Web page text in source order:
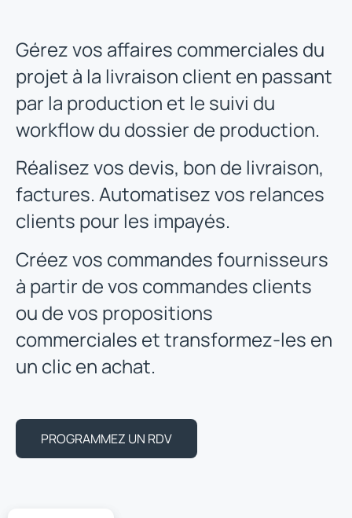
Gérez vos affaires commerciales du
projet à la livraison client en passant
par la production et le suivi du
workflow du dossier de production.
Réalisez vos devis, bon de livraison,
factures. Automatisez vos relances
clients pour les impayés.
Créez vos commandes fournisseurs
à partir de vos commandes clients
ou de vos propositions
commerciales et transformez-les en
un clic en achat.
PROGRAMMEZ UN RDV